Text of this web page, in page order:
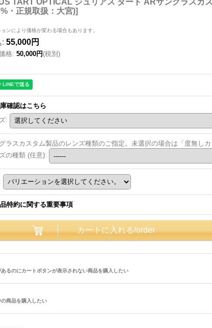
TART OPTICAL ジュリアス タート ARサングラスカ
・正規取扱：大宮)]
格: 50,000円 (税別)
: 55,000円
ョンにより価格が変わる場合もあります。
確認はこちら
:
ラスカスタム製品のレンズ種類のご指定。未選択の場合は「度無し
の種類 (任意):
:
特約に関する重要事項
あるのにカートボタンが表示されない商品を購入したい
の商品を購入したい